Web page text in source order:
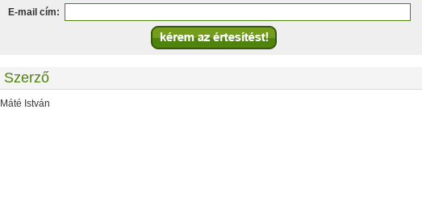
E-mail cím:
Szerző
Máté István